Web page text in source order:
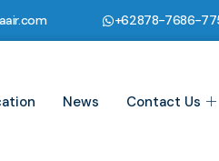
+62878-7686-
News Contact Us